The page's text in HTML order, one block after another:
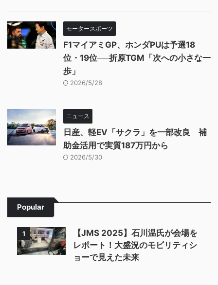
モータースポーツ
F1マイアミGP、ホンダPUは予選18
位・19位──折原TGM「次への小さな一
歩」
2026/5/28
ニュース
日産、軽EV「サクラ」を一部改良 補
助金活用で実質187万円から
2026/5/30
Popular
1
【JMS 2025】石川温氏が会場を
レポート！大盛況のモビリティシ
ョーで見えた未来